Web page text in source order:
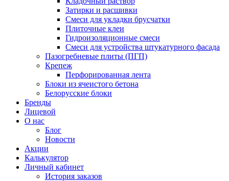
Затирки и расшивки
Смеси для укладки брусчатки
Плиточные клеи
Гидроизоляционные смеси
Смеси для устройства штукатурного фасада
Пазогребневые плиты (ПГП)
Крепеж
Перфорированная лента
Блоки из ячеистого бетона
Белорусские блоки
Бренды
Лицевой
О нас
Блог
Новости
Акции
Калькулятор
Личный кабинет
История заказов